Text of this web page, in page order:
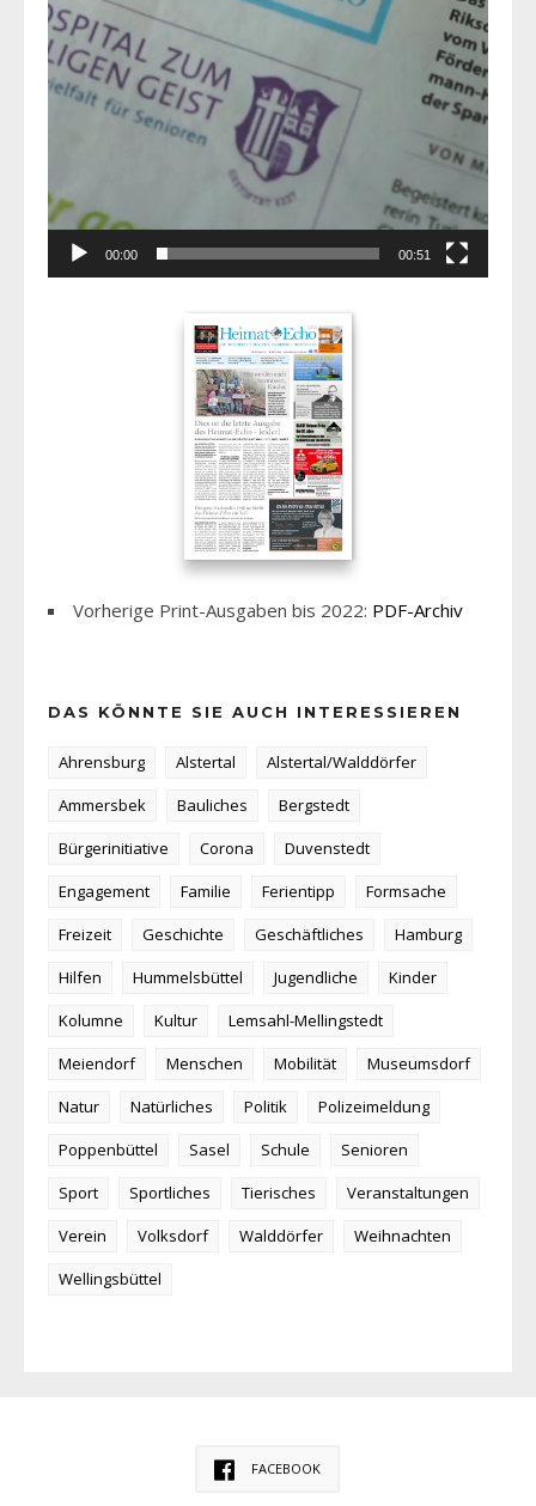
00:00 00:51
Vorherige Print-Ausgaben bis 2022: PDF-Archiv
DAS KÖNNTE SIE AUCH INTERESSIEREN
Ahrensburg Alstertal
Alstertal/Walddörfer
Ammersbek
Bauliches
Bergstedt
Bürgerinitiative
Corona
Duvenstedt
Engagement
Familie Ferientipp
Formsache
Freizeit
Geschichte Geschäftliches
Hamburg
Hilfen
Hummelsbüttel Jugendliche
Kinder
Kolumne
Kultur
Lemsahl-Mellingstedt
Meiendorf
Menschen Mobilität
Museumsdorf
Natur
Natürliches Politik
Polizeimeldung
Poppenbüttel
Sasel Schule
Senioren
Sport
Sportliches Tierisches
Veranstaltungen
Verein
Volksdorf Walddörfer
Weihnachten
Wellingsbüttel
FACEBOOK